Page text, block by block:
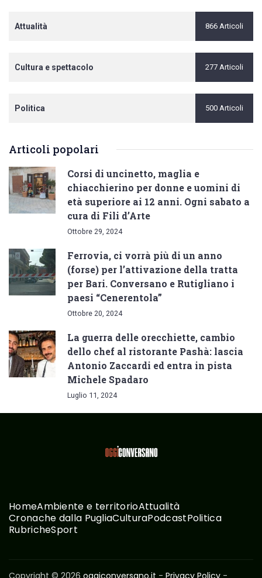
Attualità 866 Articoli
Cultura e spettacolo 277 Articoli
Politica 500 Articoli
Articoli popolari
Corsi di uncinetto, maglia e
chiacchierino per donne e uomini di
età superiore ai 12 anni. Ogni sabato a
cura di Fili d’Arte
Ottobre 29, 2024
Ferrovia, ci vorrà più di un anno
(forse) per l’attivazione della tratta
per Bari. Conversano e Rutigliano i
paesi “Cenerentola”
Ottobre 20, 2024
La guerra delle orecchiette, cambio
dello chef al ristorante Pashà: lascia
Antonio Zaccardi ed entra in pista
Michele Spadaro
Luglio 11, 2024
HomeAmbiente e territorioAttualità
Cronache dalla PugliaCulturaPodcastPolitica
RubricheSport
Copyright © 2026 oggiconversano.it - Privacy Policy -